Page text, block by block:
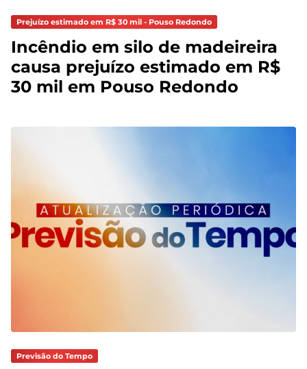
Prejuízo estimado em R$ 30 mil - Pouso Redondo
Incêndio em silo de madeireira
causa prejuízo estimado em R$
30 mil em Pouso Redondo
Previsão do Tempo